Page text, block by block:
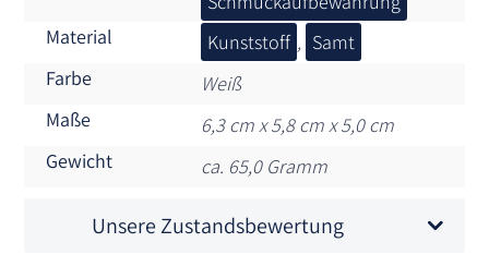
Material
Kunststoff , Samt
Farbe
Weiß
Maße
6,3 cm x 5,8 cm x 5,0 cm
Gewicht
ca. 65,0 Gramm
Unsere Zustandsbewertung